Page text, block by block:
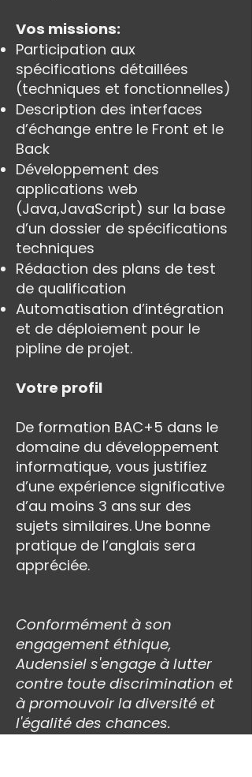
Vos missions:
Participation aux
spécifications détaillées
(techniques et fonctionnelles)
Description des interfaces
d’échange entre le Front et le
Back
Développement des
applications web
(Java,JavaScript) sur la base
d’un dossier de spécifications
techniques
Rédaction des plans de test
de qualification
Automatisation d’intégration
et de déploiement pour le
pipline de projet.
Votre profil
De formation BAC+5 dans le
domaine du développement
informatique, vous justifiez
d’une expérience significative
d’au moins 3 ans sur des
sujets similaires. Une bonne
pratique de l’anglais sera
appréciée.
Conformément à son
engagement éthique,
Audensiel s'engage à lutter
contre toute discrimination et
à promouvoir la diversité et
l'égalité des chances.